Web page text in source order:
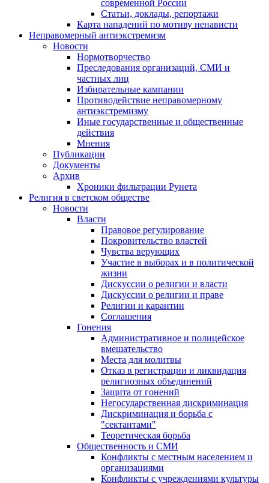
современной России
Статьи, доклады, репортажи
Карта нападений по мотиву ненависти
Неправомерный антиэкстремизм
Новости
Нормотворчество
Преследования организаций, СМИ и
частных лиц
Избирательные кампании
Противодействие неправомерному
антиэкстремизму
Иные государственные и общественные
действия
Мнения
Публикации
Документы
Архив
Хроники фильтрации Рунета
Религия в светском обществе
Новости
Власти
Правовое регулирование
Покровительство властей
Чувства верующих
Участие в выборах и в политической
жизни
Дискуссии о религии и власти
Дискуссии о религии и праве
Религии и карантин
Соглашения
Гонения
Административное и полицейское
вмешательство
Места для молитвы
Отказ в регистрации и ликвидация
религиозных объединений
Защита от гонений
Негосударственная дискриминация
Дискриминация и борьба с
"сектантами"
Теоретическая борьба
Общественность и СМИ
Конфликты с местным населением и
организациями
Конфликты с учреждениями культуры